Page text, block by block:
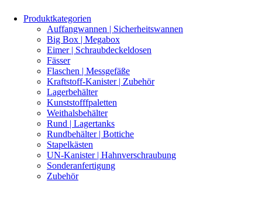
Produktkategorien
Auffangwannen | Sicherheitswannen
Big Box | Megabox
Eimer | Schraubdeckeldosen
Fässer
Flaschen | Messgefäße
Kraftstoff-Kanister | Zubehör
Lagerbehälter
Kunststofffpaletten
Weithalsbehälter
Rund | Lagertanks
Rundbehälter | Bottiche
Stapelkästen
UN-Kanister | Hahnverschraubung
Sonderanfertigung
Zubehör